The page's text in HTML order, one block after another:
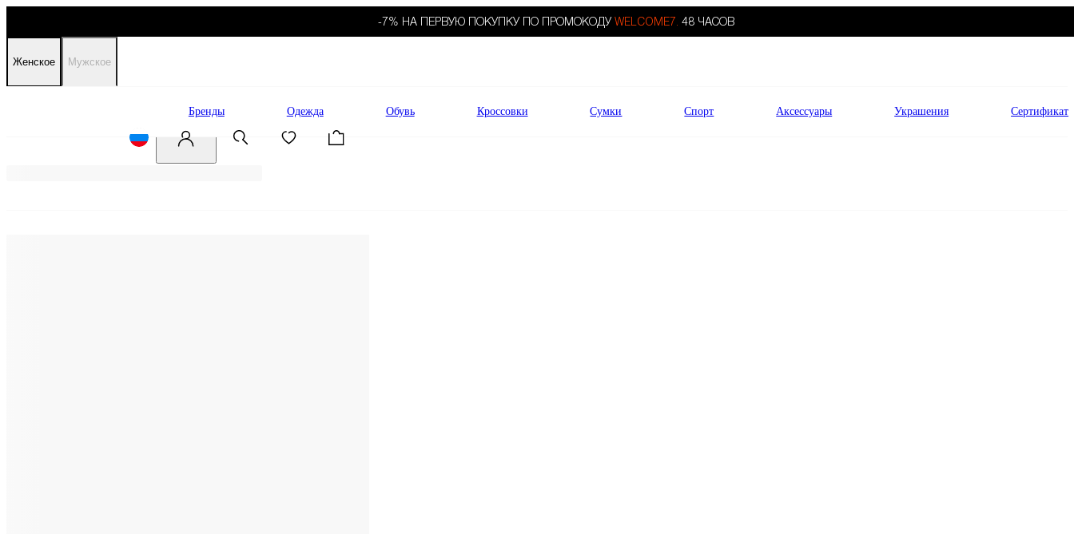
-7% НА ПЕРВУЮ ПОКУПКУ ПО ПРОМОКОДУ WELCOME7. 48 ЧАСОВ
Женское Мужское
Бренды Одежда Обувь Кроссовки Сумки Спорт Аксессуары Украшения Сертификат